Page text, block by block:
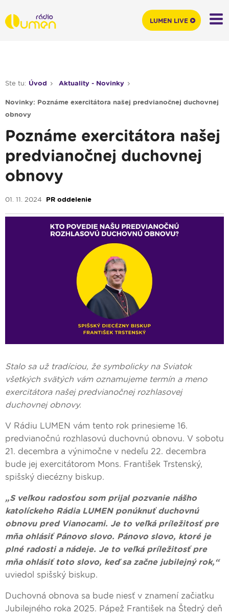
Ste tu: Úvod Aktuality - Novinky
Novinky: Poznáme exercitátora našej predvianočnej duchovnej
obnovy
Poznáme exercitátora našej
predvianočnej duchovnej
obnovy
01. 11. 2024 PR oddelenie
Stalo sa už tradíciou, že symbolicky na Sviatok
všetkých svätých vám oznamujeme termín a meno
exercitátora našej predvianočnej rozhlasovej
duchovnej obnovy.
V Rádiu LUMEN vám tento rok prinesieme 16.
predvianočnú rozhlasovú duchovnú obnovu. V sobotu
21. decembra a výnimočne v nedeľu 22. decembra
bude jej exercitátorom Mons. František Trstenský,
spišský diecézny biskup.
„S veľkou radosťou som prijal pozvanie nášho
katolíckeho Rádia LUMEN ponúknuť duchovnú
obnovu pred Vianocami. Je to veľká príležitosť pre
mňa ohlásiť Pánovo slovo. Pánovo slovo, ktoré je
plné radosti a nádeje. Je to veľká príležitosť pre
mňa ohlásiť toto slovo, keď sa začne jubilejný rok,“
uviedol spišský biskup.
Duchovná obnova sa bude niesť v znamení začiatku
Jubilejného roka 2025. Pápež František na Štedrý deň
LUMEN LIVE